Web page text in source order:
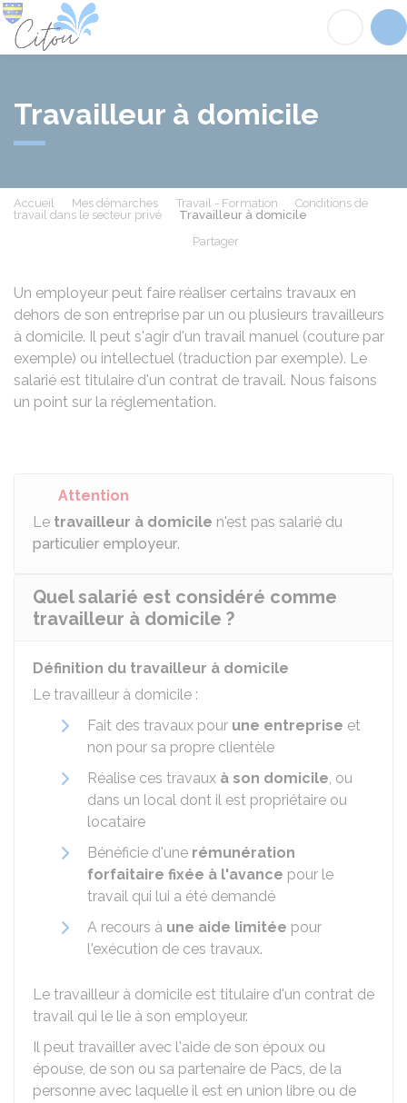
Travailleur à domicile
Accueil Mes démarches Travail - Formation
Conditions de
travail dans le secteur privé
Travailleur à domicile
Partager
Un employeur peut faire réaliser certains travaux en
dehors de son entreprise par un ou plusieurs travailleurs
à domicile. Il peut s'agir d'un travail manuel (couture par
exemple) ou intellectuel (traduction par exemple). Le
salarié est titulaire d'un contrat de travail. Nous faisons
un point sur la réglementation.
Attention
Le travailleur à domicile n'est pas salarié du
particulier employeur.
Quel salarié est considéré comme
travailleur à domicile ?
Définition du travailleur à domicile
Le travailleur à domicile :
Fait des travaux pour une entreprise et
non pour sa propre clientèle
Réalise ces travaux à son domicile, ou
dans un local dont il est propriétaire ou
locataire
Bénéficie d'une rémunération
forfaitaire fixée à l'avance pour le
travail qui lui a été demandé
A recours à une aide limitée pour
l'exécution de ces travaux.
Le travailleur à domicile est titulaire d'un contrat de
travail qui le lie à son employeur.
Il peut travailler avec l'aide de son époux ou
épouse, de son ou sa partenaire de Pacs, de la
personne avec laquelle il est en union libre ou de